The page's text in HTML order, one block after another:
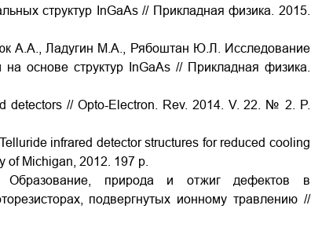
структур InGaAs // Прикладная физика. 2015.
Ладугин М.А., Рябоштан Ю.Л. Исследование
основе структур InGaAs // Прикладная физика.
detectors // Opto-Electron. Rev. 2014. V. 22. № 2. P.
infrared detector structures for reduced cooling
of Michigan , 2012. 197 p
природа и отжиг дефектов в
подвергнутых ионному травлению //